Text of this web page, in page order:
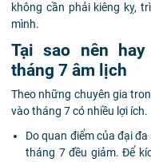
không cần phải kiêng kỵ,
mình.
Tại sao nên
tháng 7 âm lịch
Theo những chuyên gia
vào tháng 7 có nhiều lợi ích.
Do quan điểm của đại
tháng 7 đều giảm. Để